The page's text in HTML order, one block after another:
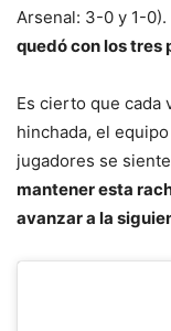
Arsenal: 3-0 y 1-0).
quedó con los tres
Es cierto que cada
hinchada, el
jugadores se
mantener esta
avanzar a la